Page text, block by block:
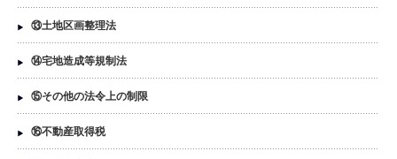
⑬土地区画整理法
⑭宅地造成等規制法
⑮その他の法令上の制限
⑯不動産取得税